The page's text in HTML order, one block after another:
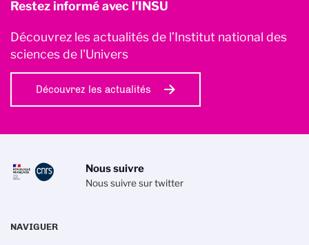
Restez informé avec l'INSU
Découvrez les actualités de l’Institut national des
sciences de l'Univers
Découvrez les actualités
Nous suivre
Nous suivre sur twitter
NAVIGUER